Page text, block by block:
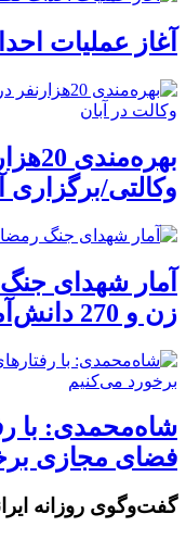
آغاز عملیات
وکالتی/برگزاری
زن و 270 دانش‌آموز
شاه‌محمدی: با
فضای مجازی
گفت‌وگوی روزانه